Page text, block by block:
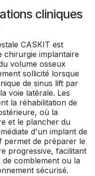
cliniques
CASKIT est
chirurgie implantaire
volume osseux
sollicité lorsque
de sinus lift par
voie latérale. Les
la réhabilitation de
où la
et le plancher du
d'un implant de
permet de préparer le
progressive, facilitant
comblement ou la
sécurisé.